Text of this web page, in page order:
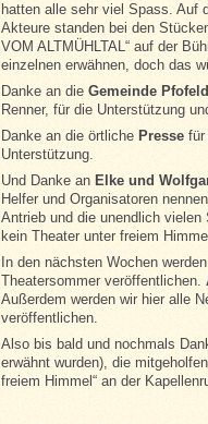
hatten alle sehr viel Spass. Auf
Akteure standen bei den
VOM ALTMÜHLTAL“ auf der
einzelnen erwähnen, doch das
Danke an die Gemeinde Pfofeld
Renner, für die Unterstützung
Danke an die örtliche Presse für
Unterstützung.
Und Danke an Elke und
Helfer und Organisatoren
Antrieb und die unendlich
kein Theater unter freiem
In den nächsten Wochen
Theatersommer veröffentlichen.
Außerdem werden wir hier alle
veröffentlichen.
Also bis bald und nochmals
erwähnt wurden), die
freiem Himmel“ an der